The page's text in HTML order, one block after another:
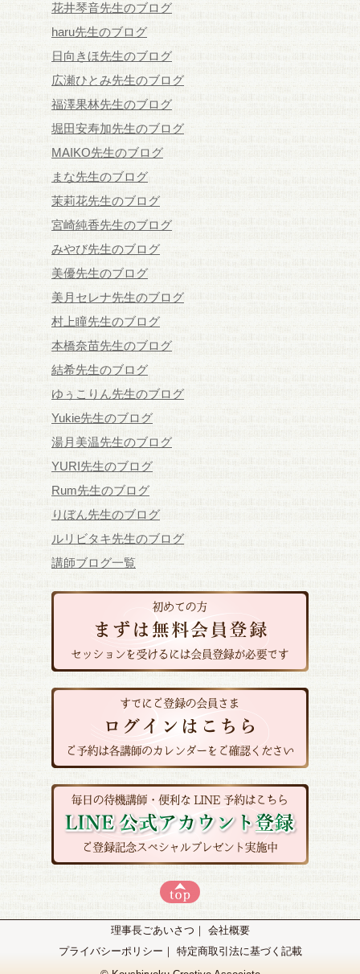
花井琴音先生のブログ
haru先生のブログ
日向きほ先生のブログ
広瀬ひとみ先生のブログ
福澤果林先生のブログ
堀田安寿加先生のブログ
MAIKO先生のブログ
まな先生のブログ
茉莉花先生のブログ
宮崎純香先生のブログ
みやび先生のブログ
美優先生のブログ
美月セレナ先生のブログ
村上瞳先生のブログ
本橋奈苗先生のブログ
結希先生のブログ
ゆぅこりん先生のブログ
Yukie先生のブログ
湯月美温先生のブログ
YURI先生のブログ
Rum先生のブログ
りぼん先生のブログ
ルリビタキ先生のブログ
講師ブログ一覧
理事長ごあいさつ ｜ 会社概要
プライバシーポリシー ｜ 特定商取引法に基づく記載